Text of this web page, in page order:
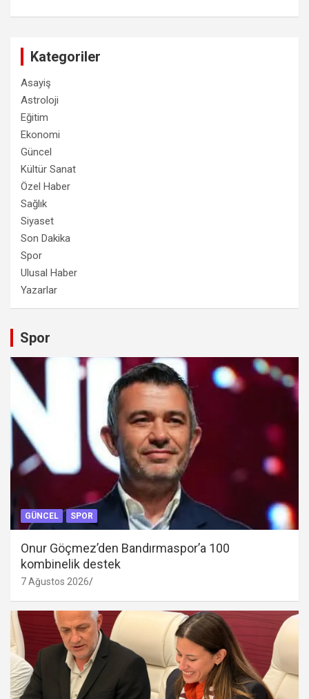
Kategoriler
Asayiş
Astroloji
Eğitim
Ekonomi
Güncel
Kültür Sanat
Özel Haber
Sağlık
Siyaset
Son Dakika
Spor
Ulusal Haber
Yazarlar
Spor
GÜNCEL SPOR
Onur Göçmez’den Bandırmaspor’a 100
kombinelik destek
7 Ağustos 2026